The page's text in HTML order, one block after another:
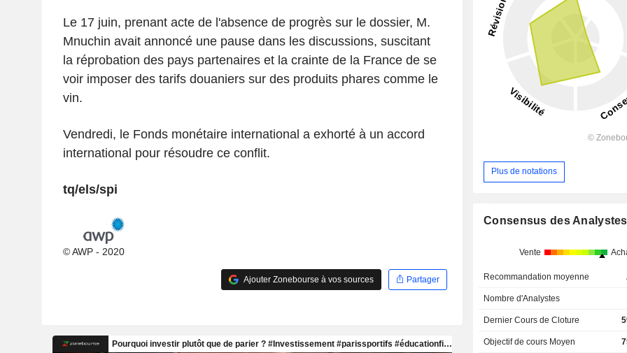
Le 17 juin, prenant acte de l'absence de progrès sur le dossier, M.
Mnuchin avait annoncé une pause dans les discussions, suscitant
la réprobation des pays partenaires et la crainte de la France de se
voir imposer des tarifs douaniers sur des produits phares comme le
vin.
Vendredi, le Fonds monétaire international a exhorté à un accord
international pour résoudre ce conflit.
tq/els/spi
© AWP - 2020
Ajouter Zonebourse à vos sources Partager
Plus de notations
Consensus des Analystes
Vente
Recommandation moyenne
Nombre d'Analystes
Dernier Cours de Cloture
Objectif de cours Moyen